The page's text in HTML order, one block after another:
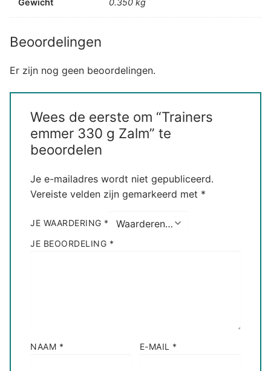
Gewicht 0.350 kg
Beoordelingen
Er zijn nog geen beoordelingen.
Wees de eerste om “Trainers
emmer 330 g Zalm” te
beoordelen
Je e-mailadres wordt niet gepubliceerd.
Vereiste velden zijn gemarkeerd met *
JE WAARDERING *
JE BEOORDELING *
NAAM * E-MAIL *